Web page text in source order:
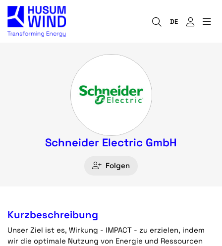
DE
Schneider Electric GmbH
Folgen
Kurzbeschreibung
Unser Ziel ist es, Wirkung - IMPACT - zu erzielen, indem
wir die optimale Nutzung von Energie und Ressourcen